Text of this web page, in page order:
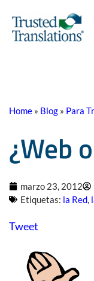
Home » Blog » Para
¿Web
marzo 23, 2012
Etiquetas: la Red,
Tweet